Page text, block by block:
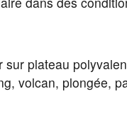
plateau
volcan, plongée,